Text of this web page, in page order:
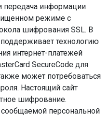
информации
режиме с
шифрования SSL. В
технологию
интернет-платежей
SecureCode для
может потребоваться
Настоящий сайт
шифрование.
персональной